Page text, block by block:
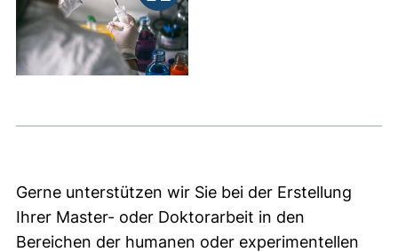
Gerne unterstützen wir Sie bei der Erstellung
Ihrer Master- oder Doktorarbeit in den
Bereichen der humanen oder experimentellen